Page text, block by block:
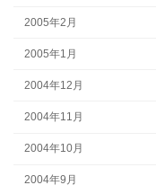
2005年2月
2005年1月
2004年12月
2004年11月
2004年10月
2004年9月